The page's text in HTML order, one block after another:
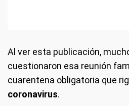
Al ver esta publicación,
cuestionaron esa reunión
cuarentena obligatoria que
coronavirus.